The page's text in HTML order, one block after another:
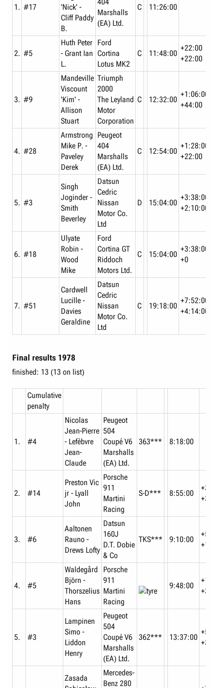
1. #17
'Nick' -
Cliff Paddy
B.
Marshalls
(EA) Ltd.
C 11:26:00
2. #5
Huth Peter
- Grant Ian
L.
Ford
Cortina
Lotus MK2
C 11:48:00
+22:00
+22:00
3. #9
Mandeville
Viscount
'Kim' -
Allison
Stuart
Triumph
2000
The Leyland
Motor
Corporation
C 12:32:00
+1:06:00
+44:00
4. #28
Armstrong
Mike P. -
Paveley
Derek
Peugeot
404
Marshalls
(EA) Ltd.
C 12:54:00
+1:28:00
+22:00
5. #3
Singh
Joginder -
Smith
Beverley
Datsun
Cedric
Nissan
Motor Co.
Ltd
D 15:04:00
+3:38:00
+2:10:00
6. #18
Ulyate
Robin -
Wood
Mike
Ford
Cortina GT
Riddoch
Motors Ltd.
C 15:04:00
+3:38:00
+0
7. #51
Cardwell
Lucille -
Davies
Geraldine
Datsun
Cedric
Nissan
Motor Co.
Ltd
C 19:18:00
+7:52:00
+4:14:00
Final results 1978
finished: 13 (13 on list)
Cumulative
penalty
1. #4
Nicolas
Jean-Pierre
- Lefèbvre
Jean-
Claude
Peugeot
504
Coupé V6
Marshalls
(EA) Ltd.
363*** 8:18:00
2. #14
Preston Vic
jr - Lyall
John
Porsche
911
Martini
Racing
S-D*** 8:55:00
3. #6
Aaltonen
Rauno -
Drews Lofty
Datsun
160J
D.T. Dobie
& Co
TKS*** 9:10:00
4. #5
Waldegård
Björn -
Thorszelius
Hans
Porsche
911
Martini
Racing
9:48:00
5. #3
Lampinen
Simo -
Liddon
Henry
Peugeot
504
Coupé V6
Marshalls
(EA) Ltd.
362*** 13:37:00
Zasada
Mercedes-
Benz 280